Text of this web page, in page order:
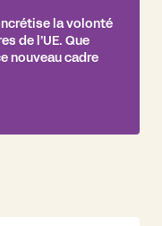
la volonté
de l’UE. Que
nouveau cadre